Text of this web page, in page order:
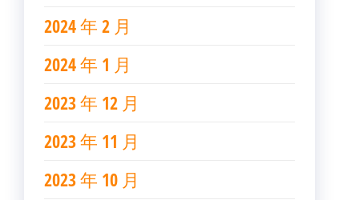
2024 年 2 月
2024 年 1 月
2023 年 12 月
2023 年 11 月
2023 年 10 月